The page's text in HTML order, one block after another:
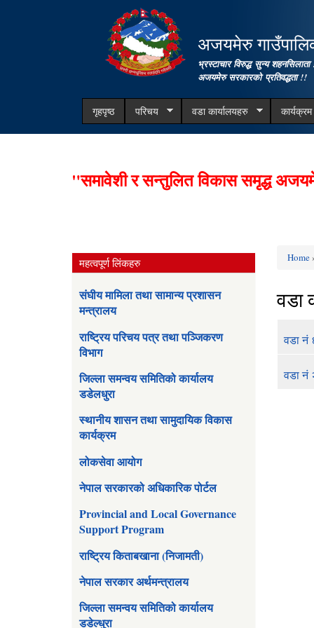
अजयमेरु
भ्रस्टाचार विरुद्ध सुन्य शहनसिलाता
अजयमेरु सरकारको प्रतिवद्धता !!
गृहपृष्ठ परिचय वडा कार्यालयहरु
"समावेशी र सन्तुलित विकास समृद्ध
महत्वपूर्ण लिंकहरु
संघीय मामिला तथा सामान्य प्रशासन
मन्त्रालय
राष्ट्रिय परिचय पत्र तथा पञ्जिकरण
विभाग
जिल्ला समन्वय समितिको कार्यालय
डडेलधुरा
स्थानीय शासन तथा सामुदायिक विकास
कार्यक्रम
लोकसेवा आयोग
नेपाल सरकारको अधिकारिक पोर्टल
Provincial and Local Governance
Support Program
राष्ट्रिय किताबखाना (निजामती)
नेपाल सरकार अर्थमन्त्रालय
जिल्ला समन्वय समितिको कार्यालय
डडेल्धुरा
Home
वडा
वडा नं
वडा नं